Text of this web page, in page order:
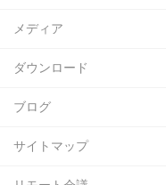
メディア
ダウンロード
ブログ
サイトマップ